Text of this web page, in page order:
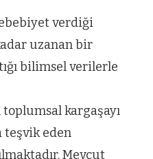
verdiği
uzanan bir
bilimsel verilerle
toplumsal kargaşayı
teşvik eden
Mevcut